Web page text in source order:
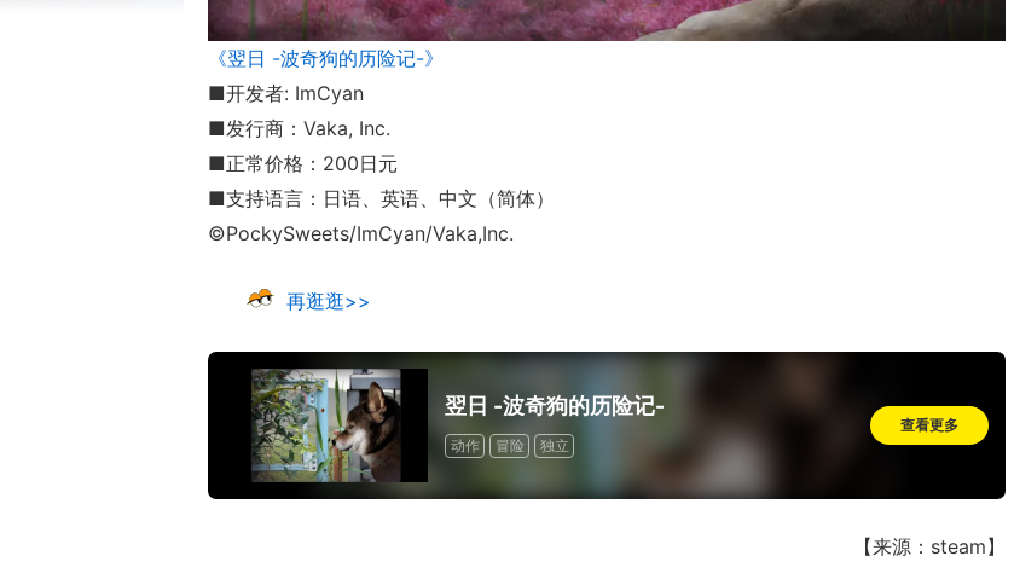
《翌日 -波奇狗的历险记-》
■开发者: ImCyan
■发行商：Vaka, Inc.
■正常价格：200日元
■支持语言：日语、英语、中文（简体）
©PockySweets/ImCyan/Vaka,Inc.
再逛逛>>
翌日 -波奇狗的历险记-
动作 冒险 独立
查看更多
【来源：steam】
17周年庆典 争霸赛大区火
爆开启
一看吓一跳：雷死人不偿命